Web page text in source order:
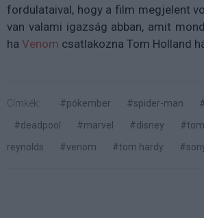
fordulataival, hogy a film megjelent
van valami igazság abban, amit
ha Venom csatlakozna Tom Holland
Címkék: #pókember #spider-man
#deadpool
#marvel #disney
reynolds
#venom #tom hardy